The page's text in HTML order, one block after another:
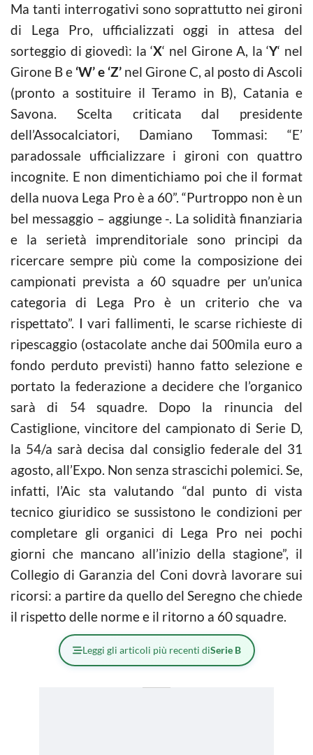
Ma tanti interrogativi sono soprattutto nei gironi
di Lega Pro, ufficializzati oggi in attesa del
sorteggio di giovedì: la ‘X‘ nel Girone A, la ‘Y‘ nel
Girone B e ‘W’ e ‘Z’ nel Girone C, al posto di Ascoli
(pronto a sostituire il Teramo in B), Catania e
Savona. Scelta criticata dal presidente
dell’Assocalciatori, Damiano Tommasi: “E’
paradossale ufficializzare i gironi con quattro
incognite. E non dimentichiamo poi che il format
della nuova Lega Pro è a 60”. “Purtroppo non è un
bel messaggio – aggiunge -. La solidità finanziaria
e la serietà imprenditoriale sono principi da
ricercare sempre più come la composizione dei
campionati prevista a 60 squadre per un’unica
categoria di Lega Pro è un criterio che va
rispettato”. I vari fallimenti, le scarse richieste di
ripescaggio (ostacolate anche dai 500mila euro a
fondo perduto previsti) hanno fatto selezione e
portato la federazione a decidere che l’organico
sarà di 54 squadre. Dopo la rinuncia del
Castiglione, vincitore del campionato di Serie D,
la 54/a sarà decisa dal consiglio federale del 31
agosto, all’Expo. Non senza strascichi polemici. Se,
infatti, l’Aic sta valutando “dal punto di vista
tecnico giuridico se sussistono le condizioni per
completare gli organici di Lega Pro nei pochi
giorni che mancano all’inizio della stagione”, il
Collegio di Garanzia del Coni dovrà lavorare sui
ricorsi: a partire da quello del Seregno che chiede
il rispetto delle norme e il ritorno a 60 squadre.
Leggi gli articoli più recenti diSerie B